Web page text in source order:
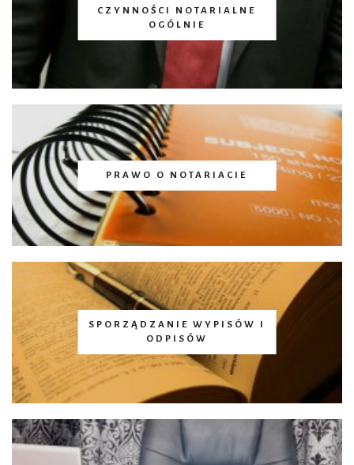
CZYNNOŚCI NOTARIALNE
OGÓLNIE
PRAWO O NOTARIACIE
SPORZĄDZANIE WYPISÓW I
ODPISÓW